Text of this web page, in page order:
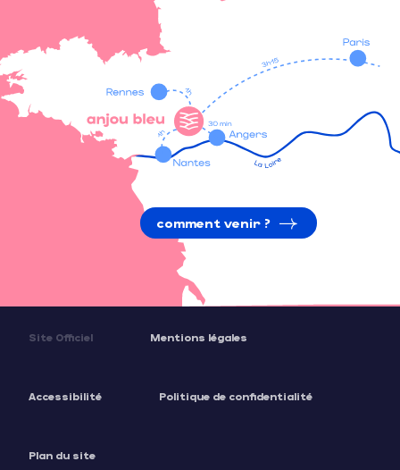
comment venir ?
Site Officiel Mentions légales
Accessibilité Politique de confidentialité
Plan du site